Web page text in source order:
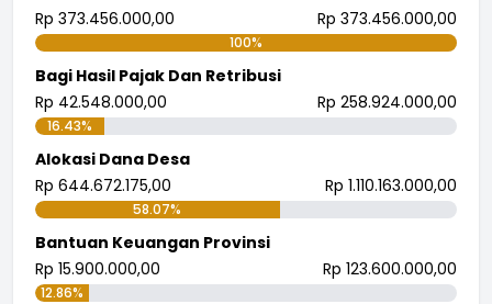
Rp 373.456.000,00
Rp 373.456.000,00
100%
Bagi Hasil Pajak Dan Retribusi
Rp 42.548.000,00
Rp 258.924.000,00
16.43%
Alokasi Dana Desa
Rp 644.672.175,00
Rp 1.110.163.000,00
58.07%
Bantuan Keuangan Provinsi
Rp 15.900.000,00
Rp 123.600.000,00
12.86%